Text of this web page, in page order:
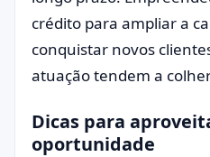
crédito para ampliar a
conquistar novos
atuação tendem a
Dicas para
oportunidade